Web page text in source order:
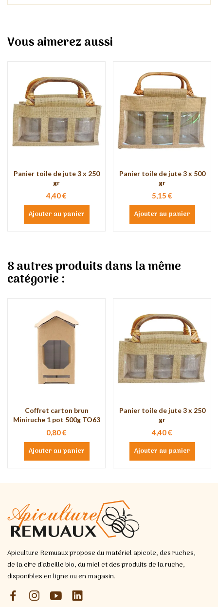
Vous aimerez aussi
Panier toile de jute 3 x 250
gr
4,40 €
Ajouter au panier
Panier toile de jute 3 x 500
gr
5,15 €
Ajouter au panier
8 autres produits dans la même
catégorie :
Coffret carton brun
Miniruche 1 pot 500g TO63
0,80 €
Ajouter au panier
Panier toile de jute 3 x 250
gr
4,40 €
Ajouter au panier
Apiculture Remuaux propose du matériel apicole, des ruches,
de la cire d’abeille bio, du miel et des produits de la ruche,
disponibles en ligne ou en magasin.